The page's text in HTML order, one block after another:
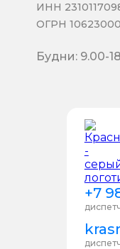
+7
ИНН
ОГРН
Будни: 9.00-